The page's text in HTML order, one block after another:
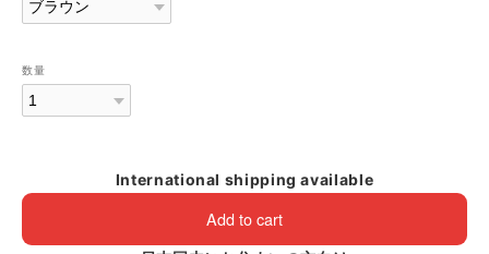
数量
International shipping available
Add to cart